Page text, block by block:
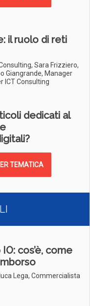
il ruolo di reti
Sara Frizziero,
Giangrande, Manager
ICT Consulting
dedicati al
TEMATICA
cos’è, come
Lega, Commercialista